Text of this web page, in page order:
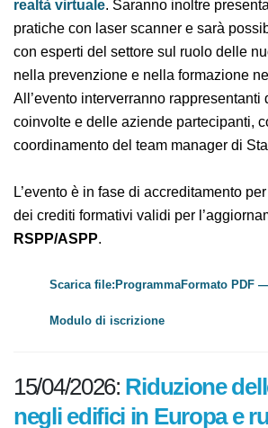
direttamente la procedura, vivendo
immersiva grazie allarealtà virtuale
presentate dimostrazioni pratiche
sarà possibile confrontarsi con
ruolo delle nuove tecnologie nella
formazione nei luoghi di lavoro.
interverranno rappresentanti delle
team manager di Start4.0.
L’evento è in fase di accreditamento
l’aggiornamento delle figureRSPP/
Modulo di iscrizione